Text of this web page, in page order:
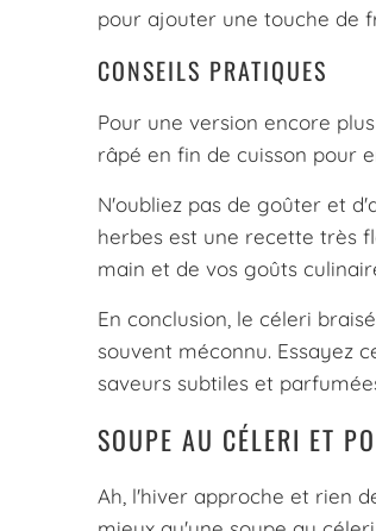
pour ajouter une touche de
CONSEILS PRATIQUES
Pour une version encore
râpé en fin de cuisson pour
N'oubliez pas de goûter et
herbes est une recette très
main et de vos goûts
En conclusion, le céleri
souvent méconnu. Essayez
saveurs subtiles et
SOUPE AU CÉLERI ET
Ah, l'hiver approche et rien